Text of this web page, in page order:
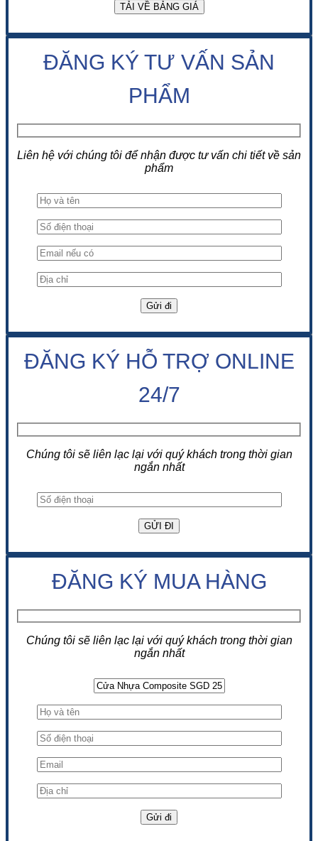
ĐĂNG KÝ TƯ VẤN SẢN
PHẨM
Liên hệ với chúng tôi để nhận được tư vấn chi tiết về sản
phẩm
ĐĂNG KÝ HỖ TRỢ ONLINE
24/7
Chúng tôi sẽ liên lạc lại với quý khách trong thời gian
ngắn nhất
ĐĂNG KÝ MUA HÀNG
Chúng tôi sẽ liên lạc lại với quý khách trong thời gian
ngắn nhất